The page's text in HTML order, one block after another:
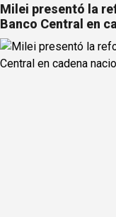
Milei presentó la
Banco Central en